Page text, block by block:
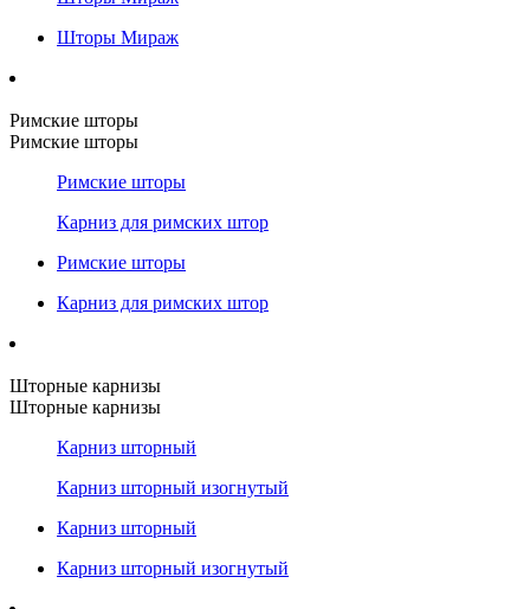
Шторы Мираж
Римские шторы
Римские шторы
Римские шторы
Карниз для римских штор
Римские шторы
Карниз для римских штор
Шторные карнизы
Шторные карнизы
Карниз шторный
Карниз шторный изогнутый
Карниз шторный
Карниз шторный изогнутый